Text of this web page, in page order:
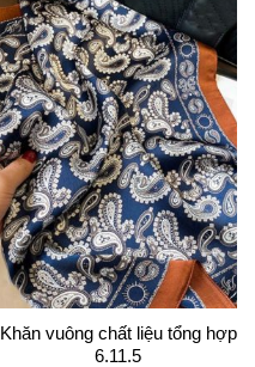
Khăn vuông chất liệu tổng hợp
6.11.5